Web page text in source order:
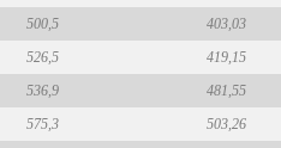
500,5
403,03
526,5
419,15
536,9
481,55
575,3
503,26